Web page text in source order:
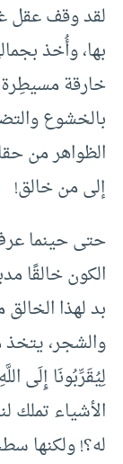
لقد وقف عقل
بها، وأُخذ
خارقة
بالخشوع
الظواهر من
إلى من خالق!
حتى حينما
الكون خالقًا
بد لهذا
والشجر، يتخذ
لِيُقَرِّبُونَا إِلَى
الأشياء
له؟! ولكنها